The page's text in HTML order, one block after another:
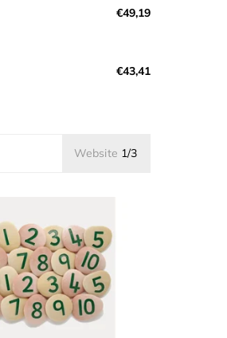
€49,19
€43,41
Website 1/3